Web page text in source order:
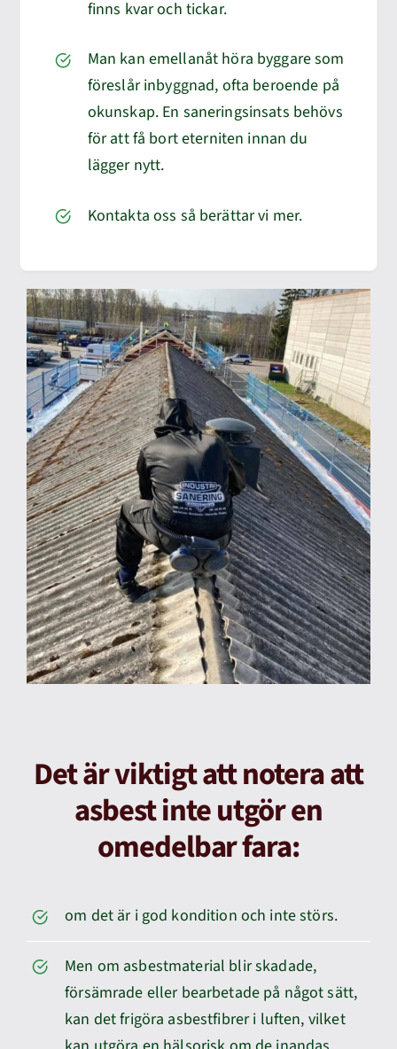
finns kvar och tickar.
Man kan emellanåt höra byggare som
föreslår inbyggnad, ofta beroende på
okunskap. En saneringsinsats behövs
för att få bort eterniten innan du
lägger nytt.
Kontakta oss så berättar vi mer.
Det är viktigt att notera att
asbest inte utgör en
omedelbar fara:
om det är i god kondition och inte störs.
Men om asbestmaterial blir skadade,
försämrade eller bearbetade på något sätt,
kan det frigöra asbestfibrer i luften, vilket